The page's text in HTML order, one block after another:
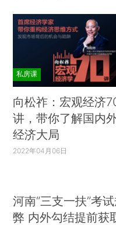
私房课
向松祚：宏观经济
讲，带你了解国内
经济大局
2022年04月06日
河南“三支一扶”考
弊 内外勾结提前获